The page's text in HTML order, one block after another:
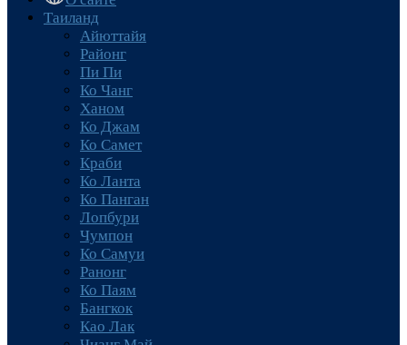
Таиланд
Айюттайя
Районг
Пи Пи
Ко Чанг
Ханом
Ко Джам
Ко Самет
Краби
Ко Ланта
Ко Панган
Лопбури
Чумпон
Ко Самуи
Ранонг
Ко Паям
Бангкок
Као Лак